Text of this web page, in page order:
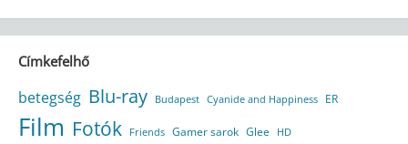
Címkefelhő
betegség Blu-ray Budapest Cyanide and Happiness ER
Film Fotók Friends Gamer sarok Glee HD